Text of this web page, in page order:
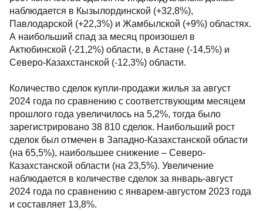
наблюдается в Кызылординской (+32,8%),
Павлодарской (+22,3%) и Жамбылской (+9%) областях.
А наибольший спад за месяц произошел в
Актюбинской (-21,2%) области, в Астане (-14,5%) и
Северо-Казахстанской (-12,3%) области.
Количество сделок купли-продажи жилья за август
2024 года по сравнению с соответствующим месяцем
прошлого года увеличилось на 5,2%, тогда было
зарегистрировано 38 810 сделок. Наибольший рост
сделок был отмечен в Западно-Казахстанской области
(на 65,5%), наибольшее снижение – Северо-
Казахстанской области (на 23,5%). Увеличение
наблюдается в количестве сделок за январь-август
2024 года по сравнению c январем-августом 2023 года
и составляет 13,8%.